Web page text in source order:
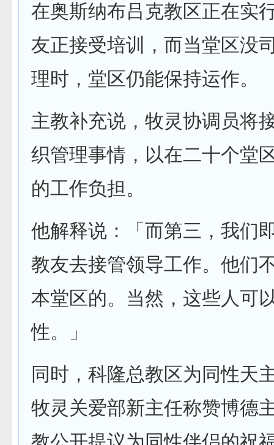
在奥斯纳布吕克教区正在实
友正接受培训，而当堂区没
理时，堂区仍能保持运作。
主教补充说，牧灵协调员将
织管理事情，以在二十个堂
的工作负担。
他解释说：「而第三，我们
教友去接管领导工作。他们
本堂区的。当然，这些人可
性。」
同时，科隆总教区为同性天
牧灵关爱部新主任称赞博德